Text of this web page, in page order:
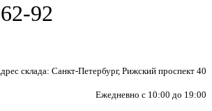
92
склада: Санкт-Петербург, Рижский проспект 40
Ежедневно с 10:00 до 19:00